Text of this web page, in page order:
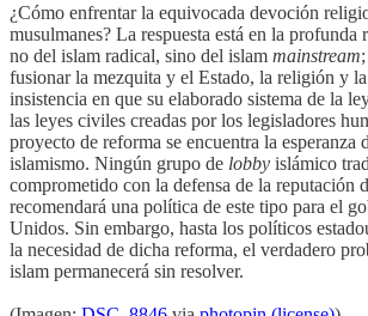
¿Cómo enfrentar la equivocada devoción
musulmanes? La respuesta está en la
no del islam radical, sino del islam mainstream
fusionar la mezquita y el Estado, la religión y
insistencia en que su elaborado sistema de la
las leyes civiles creadas por los legisladores
proyecto de reforma se encuentra la esperanza
islamismo. Ningún grupo de lobby islámico
comprometido con la defensa de la reputación
recomendará una política de este tipo para el
Unidos. Sin embargo, hasta los políticos
la necesidad de dicha reforma, el verdadero
islam permanecerá sin resolver.